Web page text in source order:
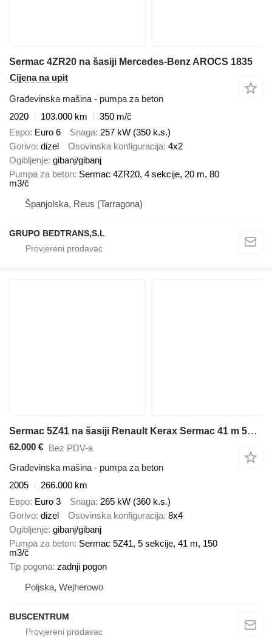
Sermac 4ZR20 na šasiji Mercedes-Benz AROCS 1835
Cijena na upit
Građevinska mašina - pumpa za beton
2020
103.000 km
350 m/č
Евро Euro 6 Snaga 257 kW (350 k.s.)
Gorivo dizel Osovinska konfiguracija 4x2
Ogibljenje gibanj/gibanj
Pumpa za beton Sermac 4ZR20, 4 sekcije, 20 m, 80
m3/č
Španjolska, Reus (Tarragona)
GRUPO BEDTRANS,S.L
Sermac 5Z41 na šasiji Renault Kerax Sermac 41 m 5Z41
62.000 € Bez PDV-a
Građevinska mašina - pumpa za beton
2005
266.000 km
Евро Euro 3 Snaga 265 kW (360 k.s.)
Gorivo dizel Osovinska konfiguracija 8x4
Ogibljenje gibanj/gibanj
Pumpa za beton Sermac 5Z41, 5 sekcije, 41 m, 150
m3/č
Tip pogona zadnji pogon
Poljska, Wejherowo
BUSCENTRUM